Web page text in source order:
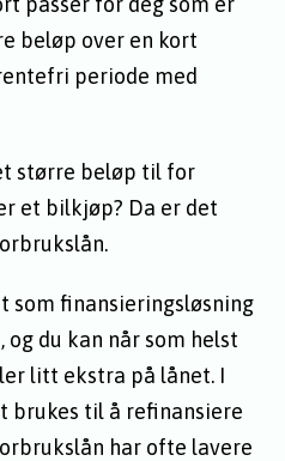
beløp over en kort
periode med
større beløp til for
et bilkjøp? Da er det
som finansieringsløsning
du kan når som helst
litt ekstra på lånet. I
brukes til å refinansiere
har ofte lavere